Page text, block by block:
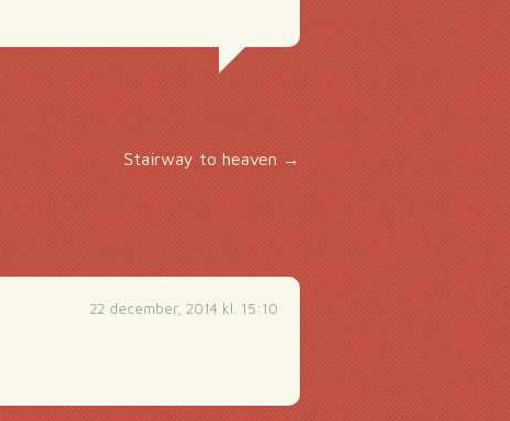
Stairway to heaven→
22 december, 2014 kl. 15:10